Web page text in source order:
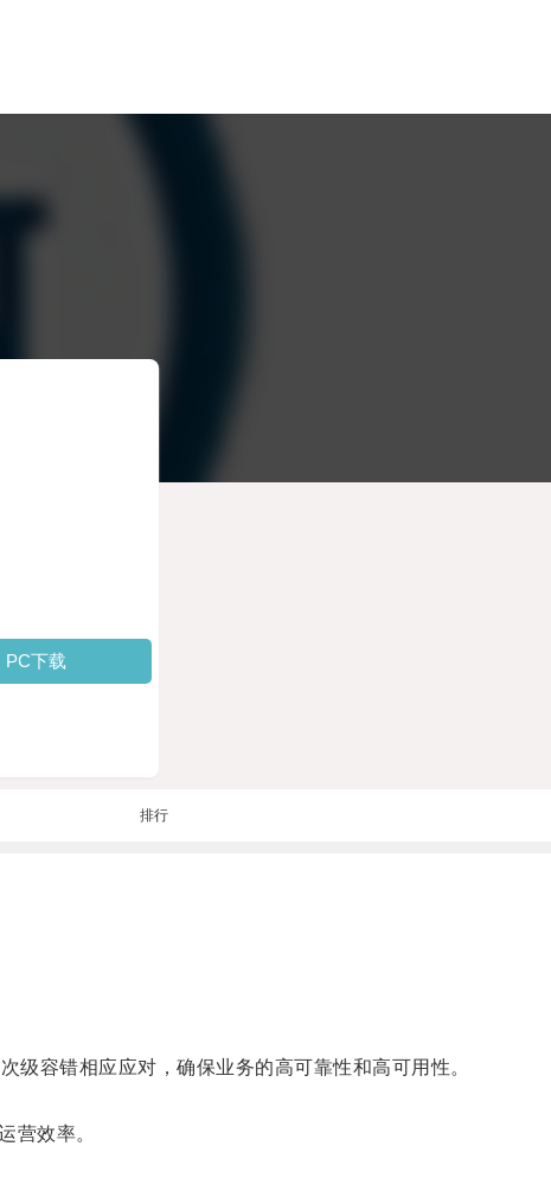
PC下载
排行
容错相应应对，确保业务的高可靠性和高可用性。
营效率。